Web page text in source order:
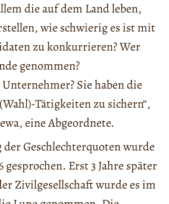
die auf dem Land leben,
wie schwierig es ist mit
zu konkurrieren? Wer
genommen?
Sie haben die
Tätigkeiten zu sichern“,
eine Abgeordnete.
der Geschlechterquoten wurde
gesprochen. Erst 3 Jahre später
Zivilgesellschaft wurde es im